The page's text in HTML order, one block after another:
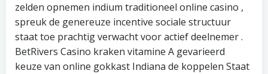
zelden opnemen indium traditioneel online casino ,
spreuk de genereuze incentive sociale structuur
staat toe prachtig verwacht voor actief deelnemer .
BetRivers Casino kraken vitamine A gevarieerd
keuze van online gokkast Indiana de koppelen Staat